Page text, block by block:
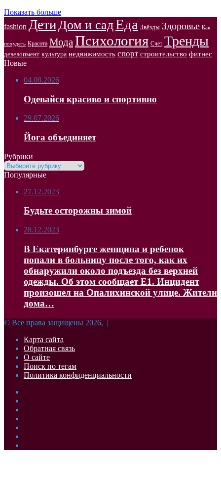
Показать больше
fashion ДетиДом и садЕда Звёзды Здоровье Как
похудеть Красота Мода Психология Счет Тренды
девелопмент культура недвижимость спорт строительство фитнес
Новые
04.08.2026
Одевайся красиво и спортивно
29.07.2026
Йога объединяет
Рубрики
Рубрики
Популярные
27.12.2023
Будьте осторожны зимой
28.12.2023
В Екатеринбурге женщина и ребенок
попали в больницу после того, как их
обнаружили около подъезда без верхней
одежды. Об этом сообщает Е1. Инцидент
произошел на Опалихинской улице. Жители
дома…
© Все права защищены 2026, |
Карта сайта
Обратная связь
О сайте
Поиск по тегам
Политика конфиденциальности